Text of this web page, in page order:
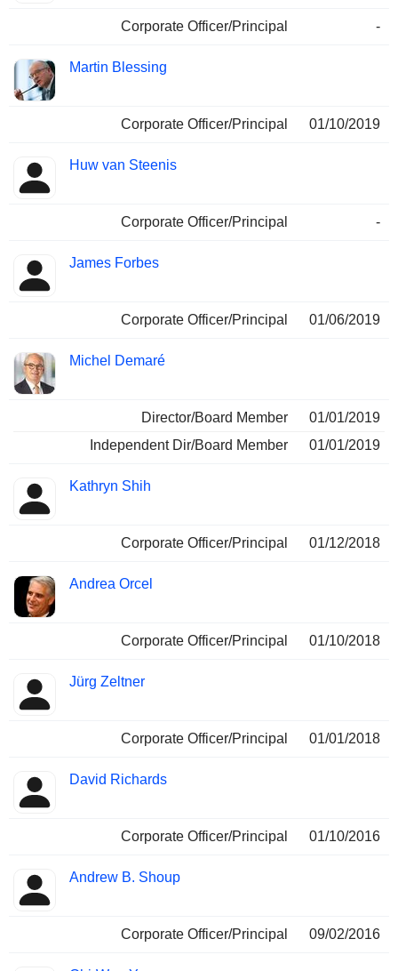
Corporate Officer/Principal -
Martin Blessing
Corporate Officer/Principal 01/10/2019
Huw van Steenis
Corporate Officer/Principal -
James Forbes
Corporate Officer/Principal 01/06/2019
Michel Demaré
Director/Board Member
01/01/2019
Independent Dir/Board Member
01/01/2019
Kathryn Shih
Corporate Officer/Principal 01/12/2018
Andrea Orcel
Corporate Officer/Principal 01/10/2018
Jürg Zeltner
Corporate Officer/Principal 01/01/2018
David Richards
Corporate Officer/Principal 01/10/2016
Andrew B. Shoup
Corporate Officer/Principal 09/02/2016